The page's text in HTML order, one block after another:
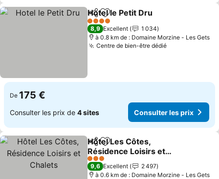
PartagerAjouter à mes favoris
Hotel le Petit Dru
4 Étoiles
8,9 Excellent
1 034
à 0.8 km de : Domaine Morzine - Les Gets
Centre de bien-être dédié
De 175 €
Consulter les prix de 4 sites Consulter les prix
PartagerAjouter à mes favoris
Hôtel Les Côtes,
Résidence Loisirs et
Chalets
3 Étoiles
9,6 Excellent
2 497
à 0.6 km de : Domaine Morzine - Les Gets